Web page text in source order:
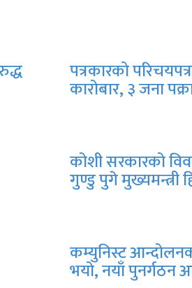
पत्रकारको
कारोबार, ३ जना
कोशी सरकारको
गुण्डु पुगे मुख्यमन्त्री
कम्युनिस्ट
भयो, नयाँ पुनर्गठन